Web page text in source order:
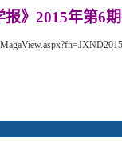
》 2015年第6